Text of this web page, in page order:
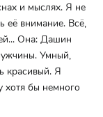
и мыслях. Я не
её внимание. Всё,
Она: Дашин
Умный,
красивый. Я
хотя бы немного